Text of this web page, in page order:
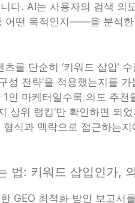
다. AI는 사용자의 검색 의
떤 목적인지——을 분석한
를 단순히 ‘키워드 삽입’
성 전략’을 적용했는지를
인 마케터일수록 의도 추천
상위 랭킹’만 확인하면 되
식과 맥락으로 접근하는
법: 키워드 삽입인가,
GEO 최적화 방안 보고서